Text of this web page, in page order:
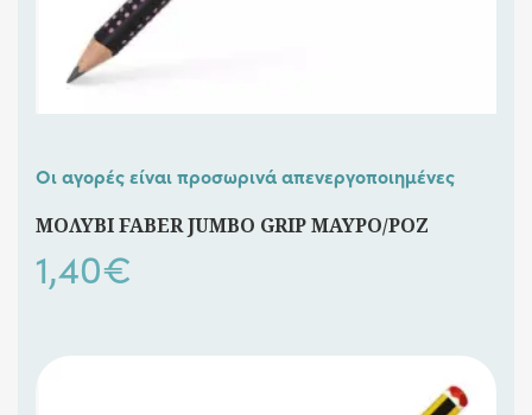
Οι αγορές είναι προσωρινά απενεργοποιημένες
ΜΟΛΥΒΙ FABER JUMBO GRIP ΜΑΥΡΟ/ΡΟΖ
1,40€